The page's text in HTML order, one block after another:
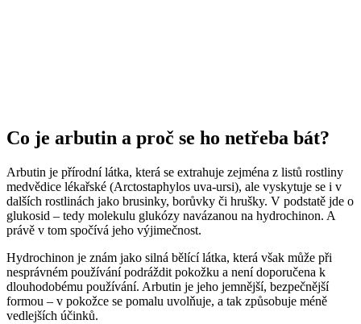
Co je arbutin a proč se ho netřeba bát?
Arbutin je přírodní látka, která se extrahuje zejména z listů rostliny
medvědice lékařské (Arctostaphylos uva-ursi), ale vyskytuje se i v
dalších rostlinách jako brusinky, borůvky či hrušky. V podstatě jde o
glukosid – tedy molekulu glukózy navázanou na hydrochinon. A
právě v tom spočívá jeho výjimečnost.
Hydrochinon je znám jako silná bělící látka, která však může při
nesprávném používání podráždit pokožku a není doporučena k
dlouhodobému používání. Arbutin je jeho jemnější, bezpečnější
formou – v pokožce se pomalu uvolňuje, a tak způsobuje méně
vedlejších účinků.